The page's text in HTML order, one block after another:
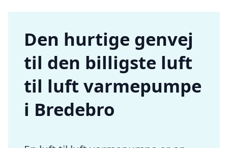
Den hurtige genvej
til den billigste luft
til luft varmepumpe
i Bredebro